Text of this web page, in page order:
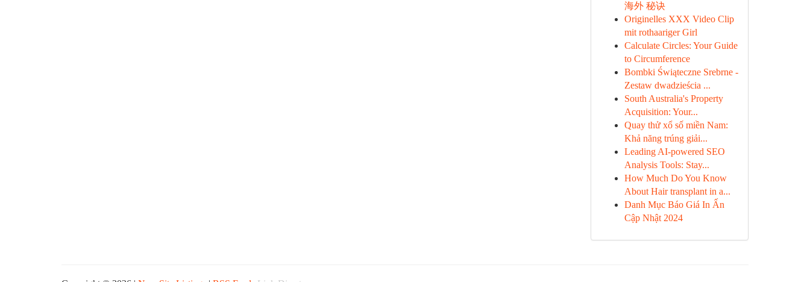
海外 秘诀
Originelles XXX Video Clip
mit rothaariger Girl
Calculate Circles: Your Guide
to Circumference
Bombki Świąteczne Srebrne -
Zestaw dwadzieścia ...
South Australia's Property
Acquisition: Your...
Quay thử xổ số miền Nam:
Khả năng trúng giải...
Leading AI-powered SEO
Analysis Tools: Stay...
How Much Do You Know
About Hair transplant in a...
Danh Mục Báo Giá In Ấn
Cập Nhật 2024